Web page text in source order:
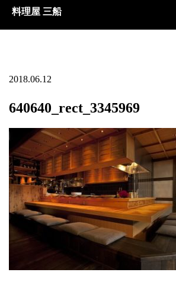
料理屋 三船
2018.06.12
640640_rect_3345969